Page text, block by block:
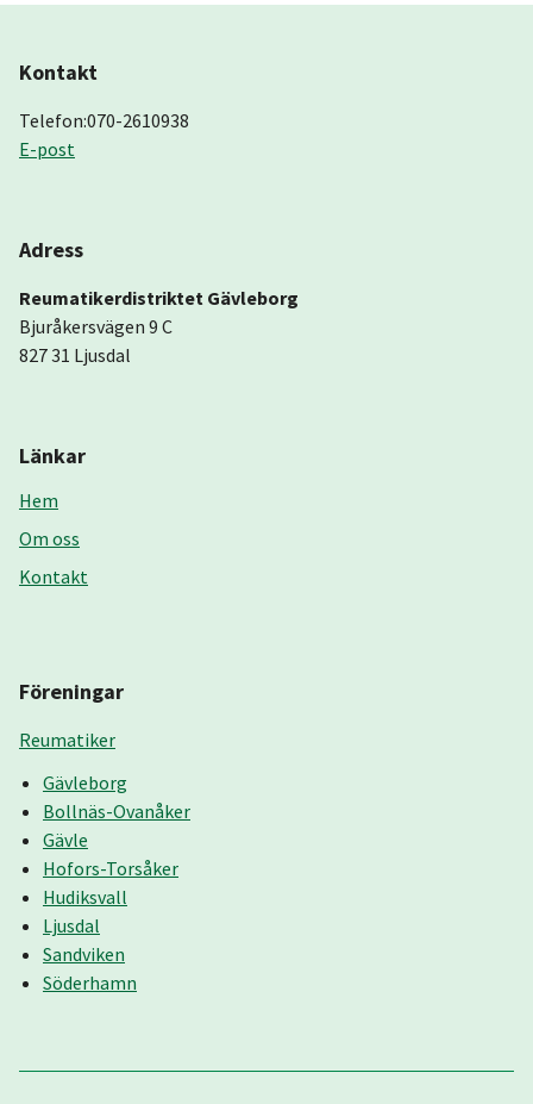
Kontakt
Telefon:070-2610938
E-post
Adress
Reumatikerdistriktet Gävleborg
Bjuråkersvägen 9 C
827 31 Ljusdal
Länkar
Hem
Om oss
Kontakt
Föreningar
Reumatiker
Gävleborg
Bollnäs-Ovanåker
Gävle
Hofors-Torsåker
Hudiksvall
Ljusdal
Sandviken
Söderhamn